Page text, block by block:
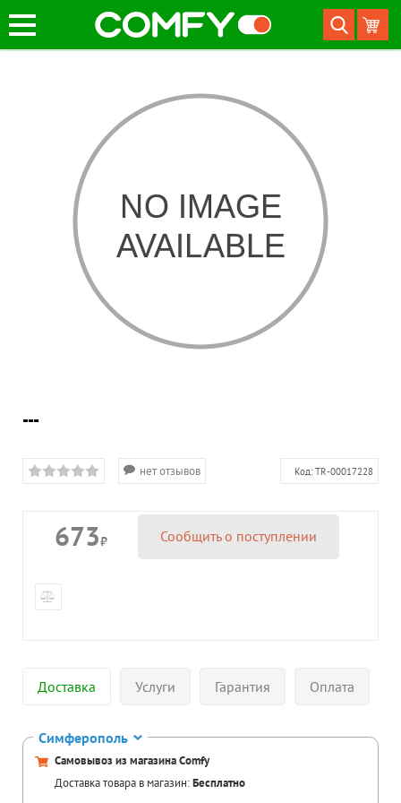
---
нет отзывов Код: TR-00017228
673₽ Сообщить о поступлении
Доставка Услуги Гарантия Оплата
Симферополь
Самовывоз из магазина Comfy
Доставка товара в магазин:Бесплатно